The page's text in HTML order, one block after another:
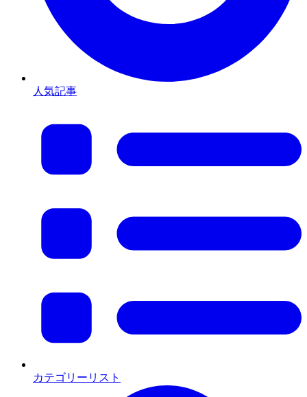
人気記事
カテゴリーリスト